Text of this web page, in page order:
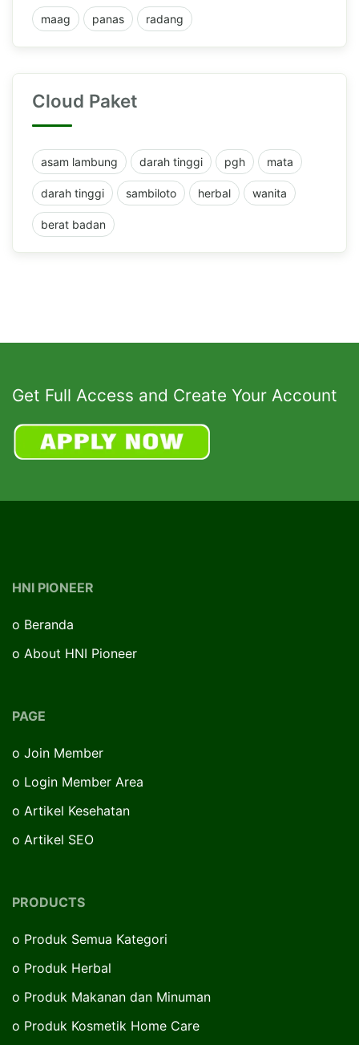
maag panas radang
Cloud Paket
asam lambung darah tinggi pgh mata
darah tinggi sambiloto herbal wanita
berat badan
Get Full Access and Create Your Account
HNI PIONEER
o Beranda
o About HNI Pioneer
PAGE
o Join Member
o Login Member Area
o Artikel Kesehatan
o Artikel SEO
PRODUCTS
o Produk Semua Kategori
o Produk Herbal
o Produk Makanan dan Minuman
o Produk Kosmetik Home Care